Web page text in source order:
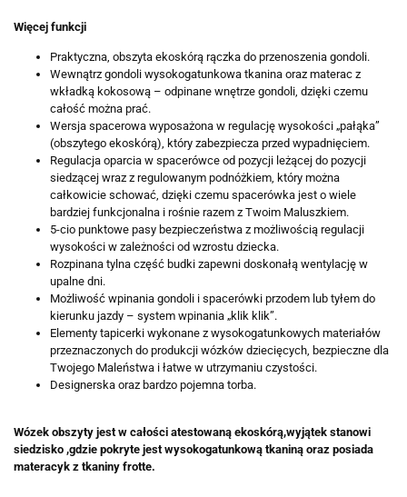
Więcej funkcji
Praktyczna, obszyta ekoskórą rączka do przenoszenia gondoli.
Wewnątrz gondoli wysokogatunkowa tkanina oraz materac z
wkładką kokosową – odpinane wnętrze gondoli, dzięki czemu
całość można prać.
Wersja spacerowa wyposażona w regulację wysokości „pałąka”
(obszytego ekoskórą), który zabezpiecza przed wypadnięciem.
Regulacja oparcia w spacerówce od pozycji leżącej do pozycji
siedzącej wraz z regulowanym podnóżkiem, który można
całkowicie schować, dzięki czemu spacerówka jest o wiele
bardziej funkcjonalna i rośnie razem z Twoim Maluszkiem.
5-cio punktowe pasy bezpieczeństwa z możliwością regulacji
wysokości w zależności od wzrostu dziecka.
Rozpinana tylna część budki zapewni doskonałą wentylację w
upalne dni.
Możliwość wpinania gondoli i spacerówki przodem lub tyłem do
kierunku jazdy – system wpinania „klik klik”.
Elementy tapicerki wykonane z wysokogatunkowych materiałów
przeznaczonych do produkcji wózków dziecięcych, bezpieczne dla
Twojego Maleństwa i łatwe w utrzymaniu czystości.
Designerska oraz bardzo pojemna torba.
Wózek obszyty jest w całości atestowaną ekoskórą,wyjątek stanowi
siedzisko ,gdzie pokryte jest wysokogatunkową tkaniną oraz posiada
materacyk z tkaniny frotte.